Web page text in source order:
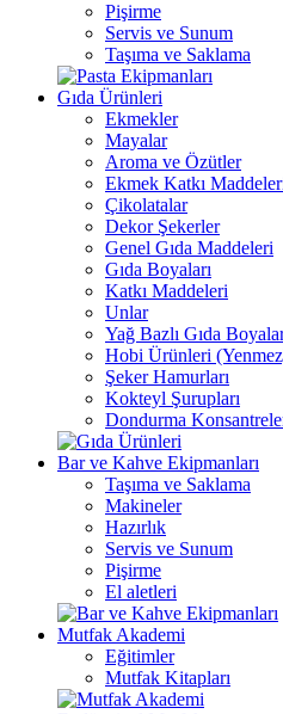
Pişirme
Servis ve Sunum
Taşıma ve Saklama
Gıda Ürünleri
Ekmekler
Mayalar
Aroma ve Özütler
Ekmek Katkı
Çikolatalar
Dekor Şekerler
Genel Gıda Maddeleri
Gıda Boyaları
Katkı Maddeleri
Unlar
Yağ Bazlı Gıda
Hobi Ürünleri
Şeker Hamurları
Kokteyl Şurupları
Dondurma
Bar ve Kahve Ekipmanları
Taşıma ve Saklama
Makineler
Hazırlık
Servis ve Sunum
Pişirme
El aletleri
Mutfak Akademi
Eğitimler
Mutfak Kitapları